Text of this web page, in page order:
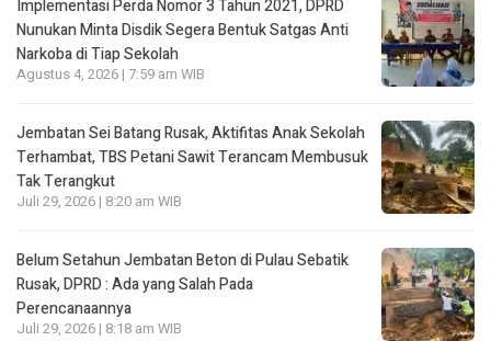
Implementasi Perda Nomor 3 Tahun 2021, DPRD
Nunukan Minta Disdik Segera Bentuk Satgas Anti
Narkoba di Tiap Sekolah
Agustus 4, 2026 | 7:59 am WIB
Jembatan Sei Batang Rusak, Aktifitas Anak Sekolah
Terhambat, TBS Petani Sawit Terancam Membusuk
Tak Terangkut
Juli 29, 2026 | 8:20 am WIB
Belum Setahun Jembatan Beton di Pulau Sebatik
Rusak, DPRD : Ada yang Salah Pada
Perencanaannya
Juli 29, 2026 | 8:18 am WIB